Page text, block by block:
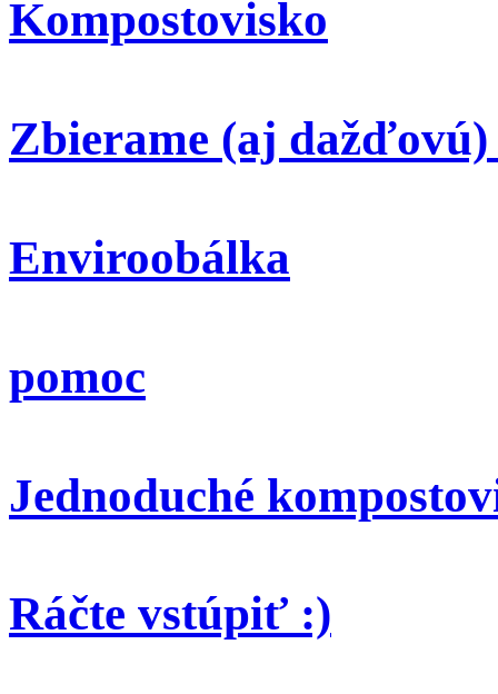
Kompostovisko
Zbierame (aj
Enviroobálka
pomoc
Jednoduché
Ráčte vstúpiť :)